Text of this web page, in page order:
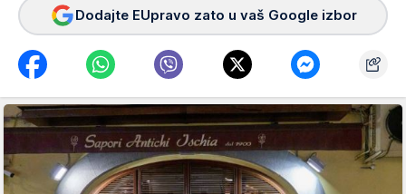
Dodajte EUpravo zato u vaš Google izbor